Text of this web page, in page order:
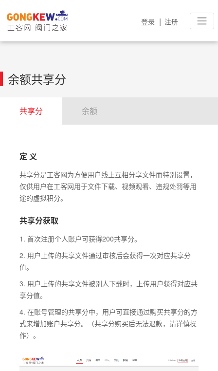
登录 | 注册
余额共享分
共享分 余额
定 义
共享分是工客网为方便用户线上互相分享文件而特别设置，
仅供用户在工客网用于文件下载、视频观看、违规处罚等用
途的虚拟积分。
共享分获取
1. 首次注册个人账户可获得200共享分。
2. 用户上传的共享文件通过审核后会获得一次对应共享分
值。
3. 用户上传的共享文件被别人下载时，上传用户获得对应共
享分值。
4. 在账号管理的共享分中，用户可直接通过购买共享分的方
式来增加账户共享分。（共享分购买后无法退款，请谨慎操
作）。